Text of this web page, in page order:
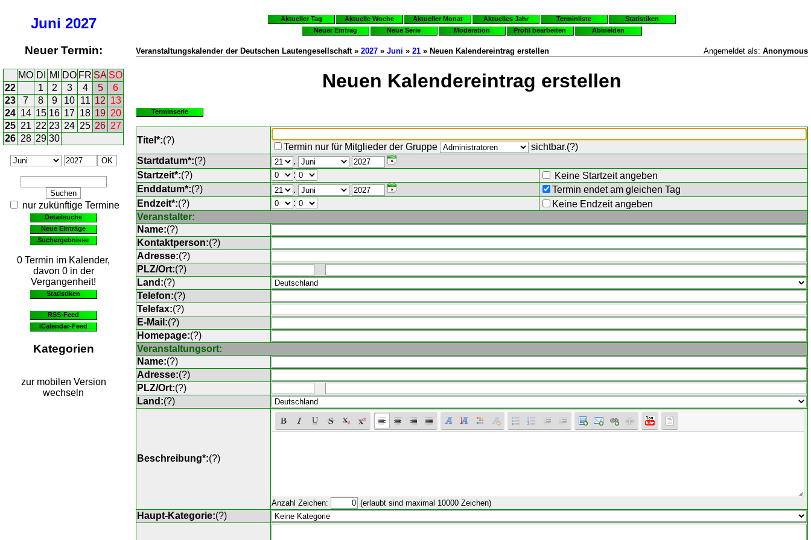
Juni 2027
Neuer Termin:
MO DI MI DO FR SA SO
22
1 2 3 4 5
6
23
7 8 9 10 11 12 13
24 14 15 16 17 18 19 20
25 21 22 23 24 25 26 27
26 28 29 30
nur zukünftige Termine
Detailsuche
Neue Einträge
Suchergebnisse
0 Termin im Kalender,
davon 0 in der
Vergangenheit!
Statistiken
RSS-Feed
iCalendar-Feed
Kategorien
zur mobilen Version
wechseln
Aktueller Tag Aktuelle Woche Aktueller Monat Aktuelles Jahr Terminliste
Statistiken
Neuer Eintrag
Neue Serie Moderation Profil bearbeiten Abmelden
Veranstaltungskalender der Deutschen Lautengesellschaft » 2027 » Juni » 21 » Neuen Kalendereintrag erstellen Angemeldet als: Anonymous
Neuen Kalendereintrag erstellen
Terminserie
Titel*:(?)
Termin nur für Mitglieder der Gruppe sichtbar.(?)
Startdatum*:(?)
.
Startzeit*:(?) :
Keine Startzeit angeben
Enddatum*:(?) .
Termin endet am gleichen Tag
Endzeit*:(?) :
Keine Endzeit angeben
Veranstalter:
Name:(?)
Kontaktperson:(?)
Adresse:(?)
PLZ/Ort:(?)
Land:(?)
Telefon:(?)
Telefax:(?)
E-Mail:(?)
Homepage:(?)
Veranstaltungsort:
Name:(?)
Adresse:(?)
PLZ/Ort:(?)
Land:(?)
Beschreibung*:(?)
Anzahl Zeichen: (erlaubt sind maximal 10000 Zeichen)
Haupt-Kategorie:(?)